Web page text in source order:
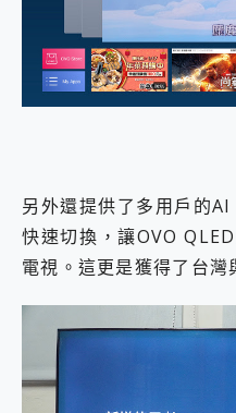
另外還提供了多用戶的
快速切換，讓OVO
電視。這更是獲得了台灣